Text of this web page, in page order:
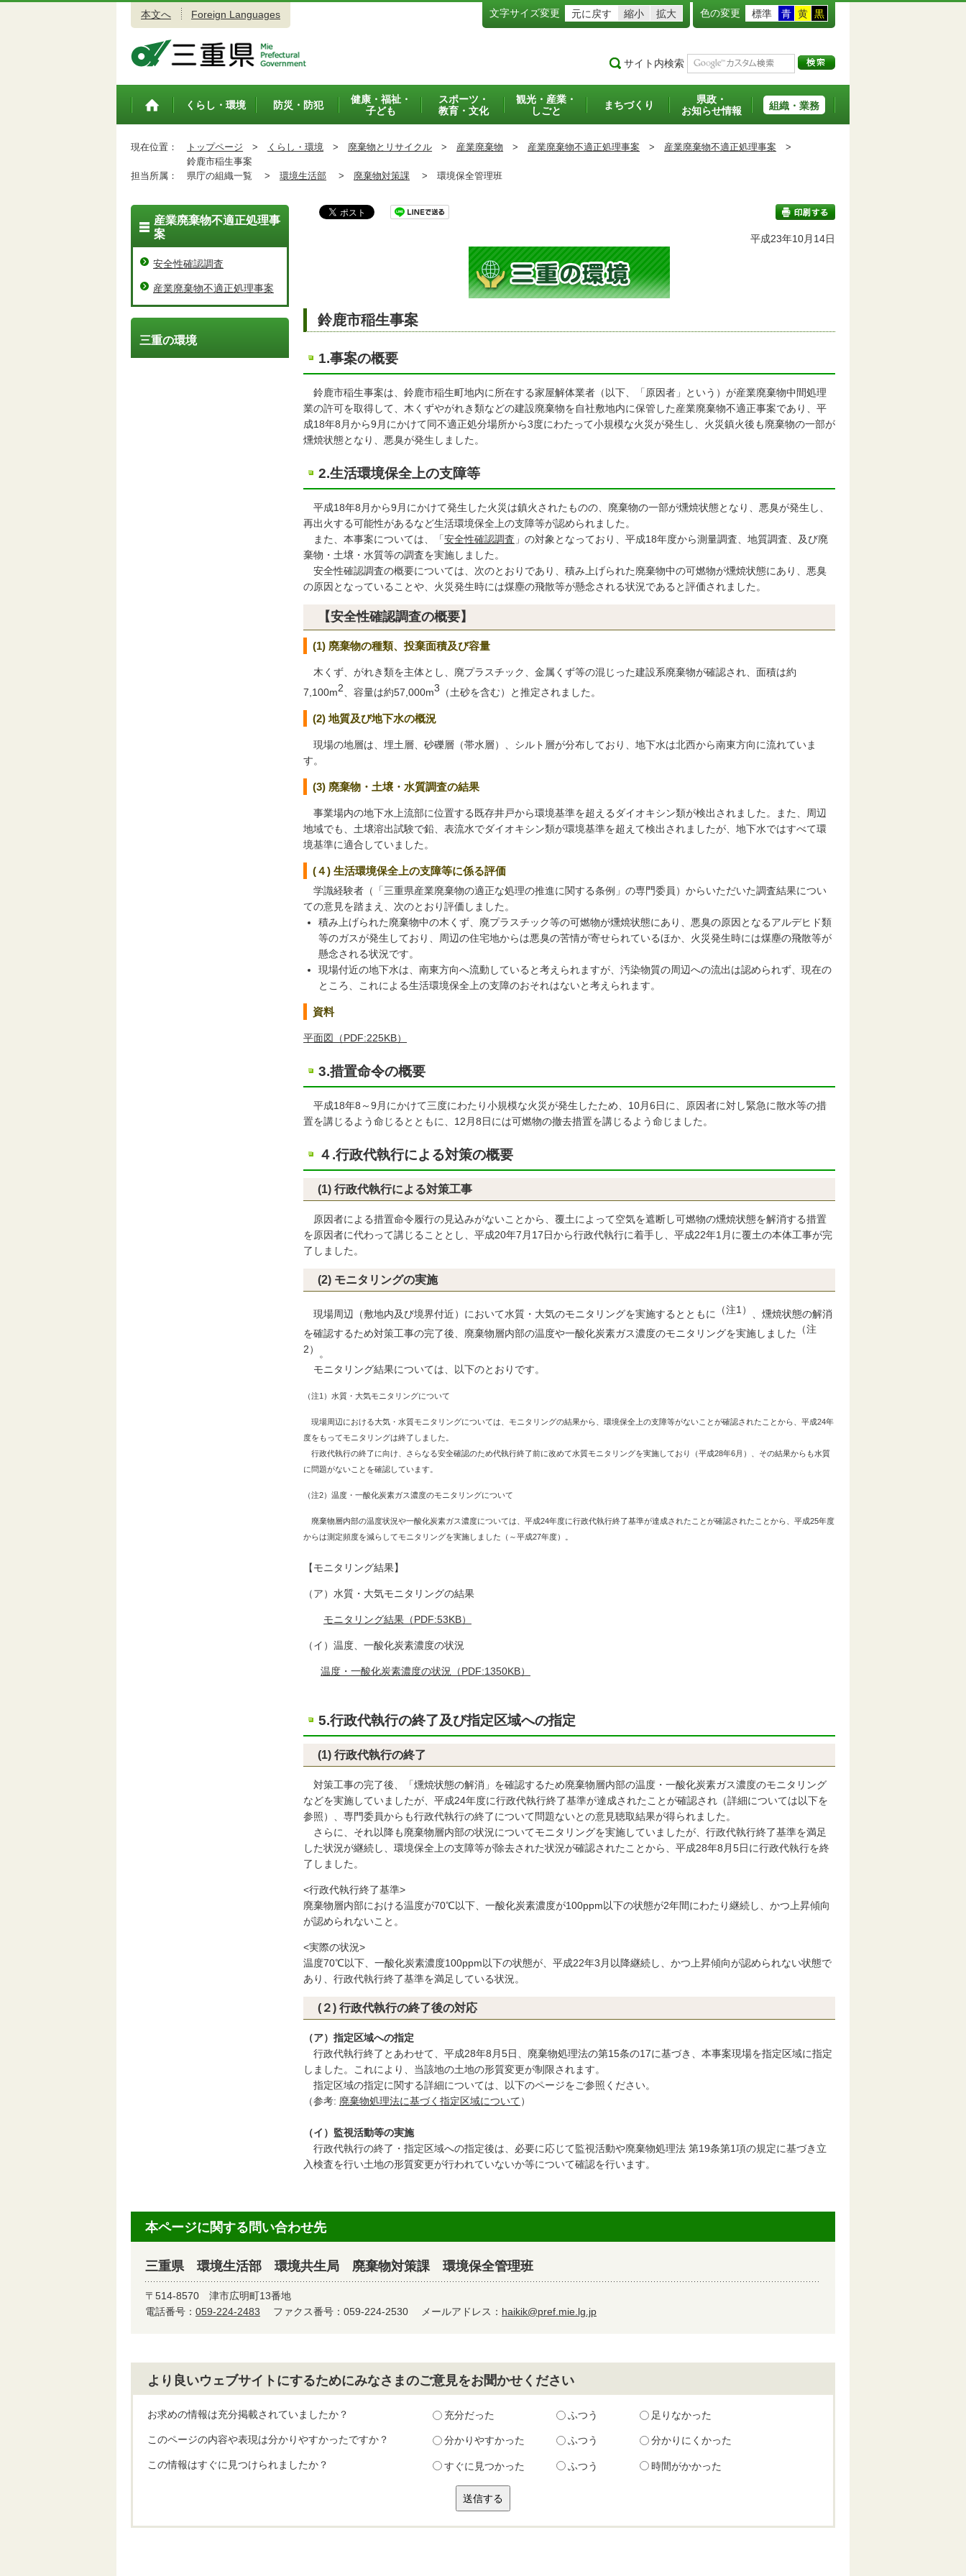
本文へ Foreign Languages 文字サイズ変更 元に戻す 縮小 拡大 色の変更 標準 青 黄 黒
サイト内検索
トップペ
くらし・環境 防災・防犯
健康・福祉・
子ども
スポーツ・
教育・文化
観光・産業・
しごと
まちづくり
県政・
お知らせ情報
組織・業務
現在位置： トップページ > くらし・環境 > 廃棄物とリサイクル > 産業廃棄物 > 産業廃棄物不適正処理事案 > 産業廃棄物不適正処理事案 >
鈴鹿市稲生事案
担当所属：
県庁の組織一覧 > 環境生活部 > 廃棄物対策課 > 環境保全管理班
平成23年10月14日
鈴鹿市稲生事案
1.事案の概要
鈴鹿市稲生事案は、鈴鹿市稲生町地内に所在する家屋解体業者（以下、「原因者」という）が産業廃棄物中間処理
業の許可を取得して、木くずやがれき類などの建設廃棄物を自社敷地内に保管した産業廃棄物不適正事案であり、平
成18年8月から9月にかけて同不適正処分場所から3度にわたって小規模な火災が発生し、火災鎮火後も廃棄物の一部が
燻焼状態となり、悪臭が発生しました。
2.生活環境保全上の支障等
平成18年8月から9月にかけて発生した火災は鎮火されたものの、廃棄物の一部が燻焼状態となり、悪臭が発生し、
再出火する可能性があるなど生活環境保全上の支障等が認められました。
また、本事案については、「安全性確認調査 」の対象となっており、平成18年度から測量調査、地質調査、及び廃
棄物・土壌・水質等の調査を実施しました。
安全性確認調査の概要については、次のとおりであり、積み上げられた廃棄物中の可燃物が燻焼状態にあり、悪臭
の原因となっていることや、火災発生時には煤塵の飛散等が懸念される状況であると評価されました。
【安全性確認調査の概要】
(1) 廃棄物の種類、投棄面積及び容量
木くず、がれき類を主体とし、廃プラスチック、金属くず等の混じった建設系廃棄物が確認され、面積は約
7,100m2 、容量は約57,000m3 （土砂を含む）と推定されました。
(2) 地質及び地下水の概況
現場の地層は、埋土層、砂礫層（帯水層）、シルト層が分布しており、地下水は北西から南東方向に流れていま
す。
(3) 廃棄物・土壌・水質調査の結果
事業場内の地下水上流部に位置する既存井戸から環境基準を超えるダイオキシン類が検出されました。また、周辺
地域でも、土壌溶出試験で鉛、表流水でダイオキシン類が環境基準を超えて検出されましたが、地下水ではすべて環
境基準に適合していました。
(４) 生活環境保全上の支障等に係る評価
学識経験者（「三重県産業廃棄物の適正な処理の推進に関する条例」の専門委員）からいただいた調査結果につい
ての意見を踏まえ、次のとおり評価しました。
積み上げられた廃棄物中の木くず、廃プラスチック等の可燃物が燻焼状態にあり、悪臭の原因となるアルデヒド類
等のガスが発生しており、周辺の住宅地からは悪臭の苦情が寄せられているほか、火災発生時には煤塵の飛散等が
懸念される状況です。
現場付近の地下水は、南東方向へ流動していると考えられますが、汚染物質の周辺への流出は認められず、現在の
ところ、これによる生活環境保全上の支障のおそれはないと考えられます。
資料
平面図（PDF:225KB）
3.措置命令の概要
平成18年8～9月にかけて三度にわたり小規模な火災が発生したため、10月6日に、原因者に対し緊急に散水等の措
置を講じるよう命じるとともに、12月8日には可燃物の撤去措置を講じるよう命じました。
４.行政代執行による対策の概要
(1) 行政代執行による対策工事
原因者による措置命令履行の見込みがないことから、覆土によって空気を遮断し可燃物の燻焼状態を解消する措置
を原因者に代わって講じることとし、平成20年7月17日から行政代執行に着手し、平成22年1月に覆土の本体工事が完
了しました。
(2) モニタリングの実施
現場周辺（敷地内及び境界付近）において水質・大気のモニタリングを実施するとともに （注1）
、燻焼状態の解消
を確認するため対策工事の完了後、廃棄物層内部の温度や一酸化炭素ガス濃度のモニタリングを実施しました
（注
2）
。
モニタリング結果については、以下のとおりです。
（注1）水質・大気モニタリングについて
現場周辺における大気・水質モニタリングについては、モニタリングの結果から、環境保全上の支障等がないことが確認されたことから、平成24年
度をもってモニタリングは終了しました。
行政代執行の終了に向け、さらなる安全確認のため代執行終了前に改めて水質モニタリングを実施しており（平成28年6月）、その結果からも水質
に問題がないことを確認しています
（注2）温度・一酸化炭素ガス濃度のモニタリングについて
廃棄物層内部の温度状況や一酸化炭素ガス濃度については、平成24年度に行政代執行終了基準が達成されたことが確認されたことから、平成25年度
からは測定頻度を減らしてモニタリングを実施しました（～平成27年度）。
【モニタリング結果】
（ア）水質・大気モニタリングの結果
モニタリング結果（PDF:53KB）
（イ）温度、一酸化炭素濃度の状況
温度・一酸化炭素濃度の状況（PDF:1350KB）
5.行政代執行の終了及び指定区域への指定
(1) 行政代執行の終了
対策工事の完了後、「燻焼状態の解消」を確認するため廃棄物層内部の温度・一酸化炭素ガス濃度のモニタリング
などを実施していましたが、平成24年度に行政代執行終了基準が達成されたことが確認され（詳細については以下を
参照）、専門委員からも行政代執行の終了について問題ないとの意見聴取結果が得られました。
さらに、それ以降も廃棄物層内部の状況についてモニタリングを実施していましたが、行政代執行終了基準を満足
した状況が継続し、環境保全上の支障等が除去された状況が確認されたことから、平成28年8月5日に行政代執行を終
了しました。
<行政代執行終了基準>
廃棄物層内部における温度が70℃以下、一酸化炭素濃度が100ppm以下の状態が2年間にわたり継続し、かつ上昇傾向
が認められないこと。
<実際の状況>
温度70℃以下、一酸化炭素濃度100ppm以下の状態が、平成22年3月以降継続し、かつ上昇傾向が認められない状態で
あり、行政代執行終了基準を満足している状況。
(２) 行政代執行の終了後の対応
（ア）指定区域への指定
行政代執行終了とあわせて、平成28年8月5日、廃棄物処理法の第15条の17に基づき、本事案現場を指定区域に指定
しました。これにより、当該地の土地の形質変更が制限されます。
指定区域の指定に関する詳細については、以下のページをご参照ください。
（参考: 廃棄物処理法に基づく指定区域について）
（イ）監視活動等の実施
行政代執行の終了・指定区域への指定後は、必要に応じて監視活動や廃棄物処理法 第19条第1項の規定に基づき立
入検査を行い土地の形質変更が行われていないか等について確認を行います。
産業廃棄物不適正処理事
案
安全性確認調査
産業廃棄物不適正処理事案
三重の環境
本ページに関する問い合わせ先
三重県 環境生活部 環境共生局 廃棄物対策課 環境保全管理班
〒514-8570 津市広明町13番地
電話番号： 059-224-2483 ファクス番号：059-224-2530 メールアドレス： haikik@pref.mie.lg.jp
より良いウェブサイトにするためにみなさまのご意見をお聞かせください
お求めの情報は充分掲載されていましたか？ 充分だった ふつう 足りなかった
このページの内容や表現は分かりやすかったですか？ 分かりやすかった ふつう 分かりにくかった
この情報はすぐに見つけられましたか？ すぐに見つかった ふつう 時間がかかった